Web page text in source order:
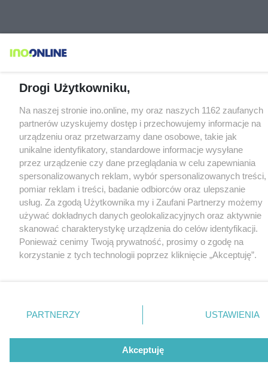
Drogi Użytkowniku,
Na naszej stronie ino.online, my oraz naszych 1162 zaufanych
partnerów uzyskujemy dostęp i przechowujemy informacje na
urządzeniu oraz przetwarzamy dane osobowe, takie jak
unikalne identyfikatory, standardowe informacje wysyłane
przez urządzenie czy dane przeglądania w celu zapewniania
spersonalizowanych reklam, wybór spersonalizowanych treści,
pomiar reklam i treści, badanie odbiorców oraz ulepszanie
usług. Za zgodą Użytkownika my i Zaufani Partnerzy możemy
używać dokładnych danych geolokalizacyjnych oraz aktywnie
skanować charakterystykę urządzenia do celów identyfikacji.
Ponieważ cenimy Twoją prywatność, prosimy o zgodę na
korzystanie z tych technologii poprzez kliknięcie „Akceptuję”.
nie wymagają zgody użytkownika, ale masz prawo sprzeciwić
się takiemu przetwarzaniu. Preferencje będą miały
Zapoznaj się z poniższymi informacjami, abyś mógł świadomie
PARTNERZY USTAWIENIA
Akceptuję